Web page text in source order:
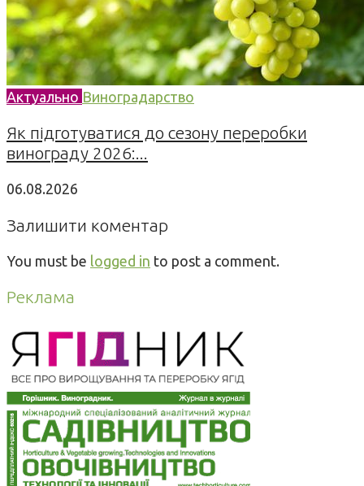
Актуально Виноградарство
Як підготуватися до сезону переробки
винограду 2026:...
06.08.2026
Залишити коментар
You must be logged in to post a comment.
Реклама